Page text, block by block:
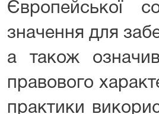
Європейської
значення для
а також означив
правового
практики